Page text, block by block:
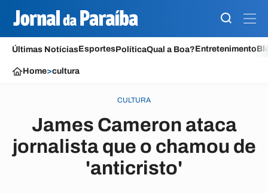
Últimas NotíciasEsportesPolíticaQual a Boa?Entretenimento
Home>cultura
CULTURA
James Cameron ataca
jornalista que o chamou de
'anticristo'